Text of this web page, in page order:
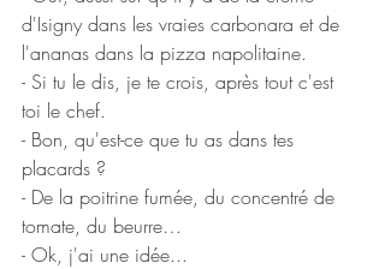
d'Isigny dans les vraies carbonara et de
l'ananas dans la pizza napolitaine.
- Si tu le dis, je te crois, après tout c'est
toi le chef.
- Bon, qu'est-ce que tu as dans tes
placards ?
- De la poitrine fumée, du concentré de
tomate, du beurre…
- Ok, j'ai une idée...